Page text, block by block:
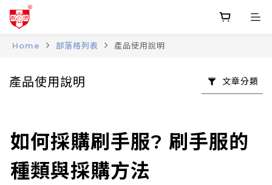
Home 部落格列表 產品使用說明
產品使用說明 文章分類
如何採購刷手服? 刷手服的
種類與採購方法